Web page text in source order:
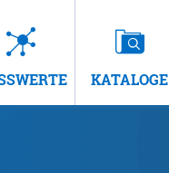
KATALOGE